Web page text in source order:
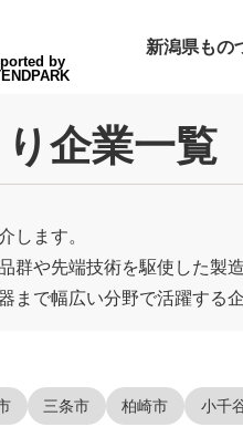
by
新潟県もの
企業一覧
します。
群や先端技術を駆使した製
まで幅広い分野で活躍する
三条市 柏崎市 小千